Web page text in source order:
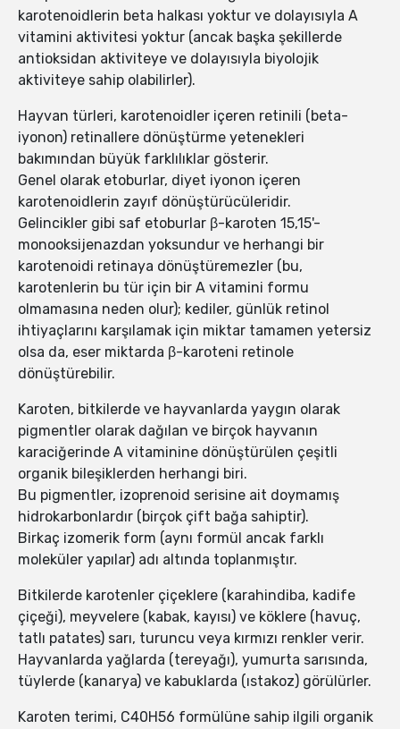
karotenoidlerin beta halkası yoktur ve dolayısıyla A
vitamini aktivitesi yoktur (ancak başka şekillerde
antioksidan aktiviteye ve dolayısıyla biyolojik
aktiviteye sahip olabilirler).
Hayvan türleri, karotenoidler içeren retinili (beta-
iyonon) retinallere dönüştürme yetenekleri
bakımından büyük farklılıklar gösterir.
Genel olarak etoburlar, diyet iyonon içeren
karotenoidlerin zayıf dönüştürücüleridir.
Gelincikler gibi saf etoburlar β-karoten 15,15'-
monooksijenazdan yoksundur ve herhangi bir
karotenoidi retinaya dönüştüremezler (bu,
karotenlerin bu tür için bir A vitamini formu
olmamasına neden olur); kediler, günlük retinol
ihtiyaçlarını karşılamak için miktar tamamen yetersiz
olsa da, eser miktarda β-karoteni retinole
dönüştürebilir.
Karoten, bitkilerde ve hayvanlarda yaygın olarak
pigmentler olarak dağılan ve birçok hayvanın
karaciğerinde A vitaminine dönüştürülen çeşitli
organik bileşiklerden herhangi biri.
Bu pigmentler, izoprenoid serisine ait doymamış
hidrokarbonlardır (birçok çift bağa sahiptir).
Birkaç izomerik form (aynı formül ancak farklı
moleküler yapılar) adı altında toplanmıştır.
Bitkilerde karotenler çiçeklere (karahindiba, kadife
çiçeği), meyvelere (kabak, kayısı) ve köklere (havuç,
tatlı patates) sarı, turuncu veya kırmızı renkler verir.
Hayvanlarda yağlarda (tereyağı), yumurta sarısında,
tüylerde (kanarya) ve kabuklarda (ıstakoz) görülürler.
Karoten terimi, C40H56 formülüne sahip ilgili organik